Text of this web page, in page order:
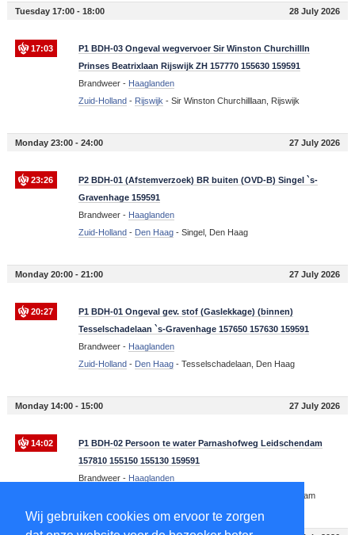
Wij gebruiken cookies om ervoor te zorgen
Tuesday 17:00 - 18:00 28 July 2026
17:03
P1 BDH-03 Ongeval wegvervoer Sir Winston Churchillln
Prinses Beatrixlaan Rijswijk ZH 157770 155630 159591
Brandweer - Haaglanden
Zuid-Holland- Rijswijk - Sir Winston Churchilllaan, Rijswijk
Monday 23:00 - 24:00 27 July 2026
23:26
P2 BDH-01 (Afstemverzoek) BR buiten (OVD-B) Singel `s-
Gravenhage 159591
Brandweer - Haaglanden
Zuid-Holland- Den Haag- Singel, Den Haag
Monday 20:00 - 21:00 27 July 2026
20:27
P1 BDH-01 Ongeval gev. stof (Gaslekkage) (binnen)
Tesselschadelaan `s-Gravenhage 157650 157630 159591
Brandweer - Haaglanden
Zuid-Holland- Den Haag- Tesselschadelaan, Den Haag
Monday 14:00 - 15:00 27 July 2026
14:02
P1 BDH-02 Persoon te water Parnashofweg Leidschendam
157810 155150 155130 159591
Brandweer - Haaglanden
Parnashofweg, Leidschendam